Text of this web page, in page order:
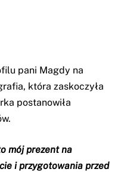
pani Magdy na
która zaskoczyła
postanowiła
mój prezent na
i przygotowania przed